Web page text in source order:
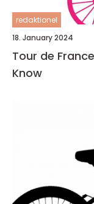
redaktionel
18. January 2024
Tour de
Know